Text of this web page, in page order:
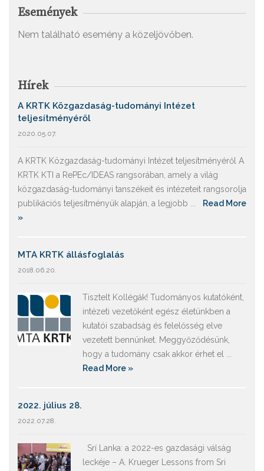
Események
Nem található esemény a közeljövőben.
Hírek
A KRTK Közgazdaság-tudományi Intézet
teljesítményéről
2020.05.07.
A KRTK Közgazdaság-tudományi Intézet teljesítményéről A
KRTK KTI a RePEc/IDEAS rangsorában, amely a világ
közgazdaság-tudományi tanszékeit és intézeteit rangsorolja
publikációs teljesítményük alapján, a legjobb ...
Read More
»
MTA KRTK állásfoglalás
2018.06.20.
Tisztelt Kollégák! Tudományos kutatóként,
intézeti vezetőként egész életünkben a
kutatói szabadság és felelősség elve
vezetett bennünket. Meggyőződésünk,
hogy a tudomány csak akkor érhet el ...
Read More »
2022. július 28.
2022.07.28.
Srí Lanka: a 2022-es gazdasági válság
leckéje – A. Krueger Lessons from Sri